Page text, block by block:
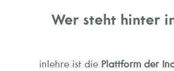
Wer steht hinter
inlehre ist die Plattform der